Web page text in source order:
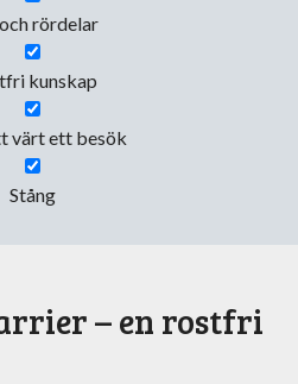
rördelar
kunskap
värt ett besök
Stång
– en rostfri